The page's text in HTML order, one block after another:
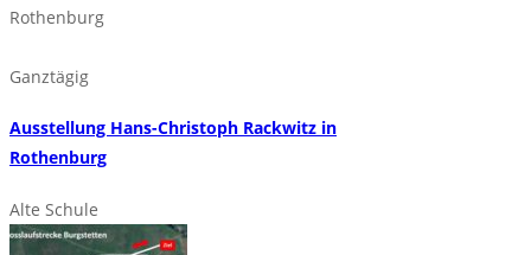
Rothenburg
Ganztägig
Ausstellung Hans-Christoph Rackwitz in
Rothenburg
Alte Schule